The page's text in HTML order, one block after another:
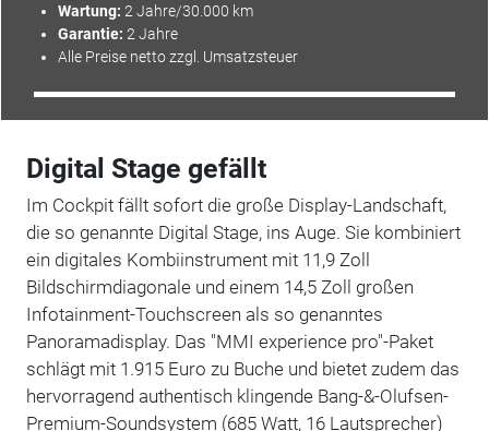
Wartung: 2 Jahre/30.000 km
Garantie: 2 Jahre
Alle Preise netto zzgl. Umsatzsteuer
Digital Stage gefällt
Im Cockpit fällt sofort die große Display-Landschaft,
die so genannte Digital Stage, ins Auge. Sie kombiniert
ein digitales Kombiinstrument mit 11,9 Zoll
Bildschirmdiagonale und einem 14,5 Zoll großen
Infotainment-Touchscreen als so genanntes
Panoramadisplay. Das "MMI experience pro"-Paket
schlägt mit 1.915 Euro zu Buche und bietet zudem das
hervorragend authentisch klingende Bang-&-Olufsen-
Premium-Soundsystem (685 Watt, 16 Lautsprecher)